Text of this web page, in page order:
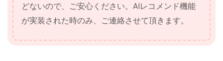
どないので、ご安心ください。AIレコメンド機能
が実装された時のみ、ご連絡させて頂きます。